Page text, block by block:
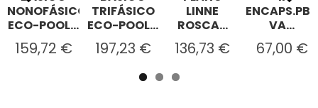
NONOFÁSICO
ECO-POOL...
159,72 €
TRIFÁSICO
ECO-POOL...
197,23 €
LINNE
ROSCA...
136,73 €
VA...
67,00 €